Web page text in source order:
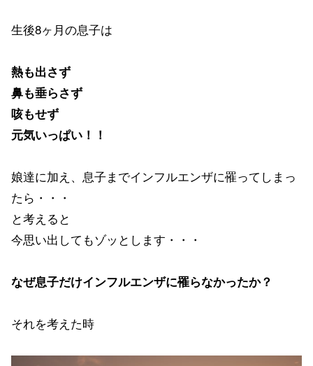
生後8ヶ月の息子は
熱も出さず
鼻も垂らさず
咳もせず
元気いっぱい！！
娘達に加え、息子までインフルエンザに罹ってしまっ
たら・・・
と考えると
今思い出してもゾッとします・・・
なぜ息子だけインフルエンザに罹らなかったか？
それを考えた時